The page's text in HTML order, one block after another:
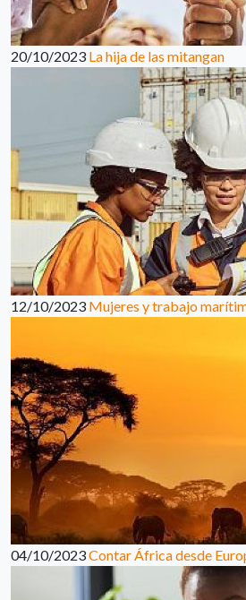
20/10/2023 La hija de las mitangan
12/10/2023 Mujeres y trabajo
04/10/2023Contar África desde